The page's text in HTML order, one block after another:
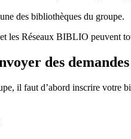
des bibliothèques du groupe.
les Réseaux BIBLIO peuvent
des
il faut d’abord inscrire